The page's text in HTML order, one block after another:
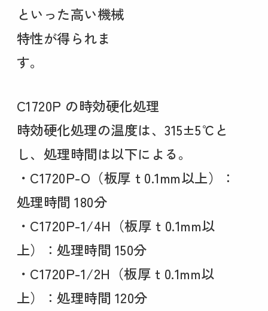
といった高い機械
特性が得られま
す。
C1720P の時効硬化処理
時効硬化処理の温度は、315±5℃と
し、処理時間は以下による。
・C1720P-O（板厚ｔ0.1mm以上）：
処理時間 180分
・C1720P-1/4H（板厚ｔ0.1mm以
上）：処理時間 150分
・C1720P-1/2H（板厚ｔ0.1mm以
上）：処理時間 120分